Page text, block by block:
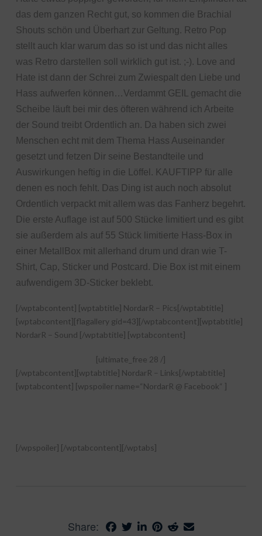
das dem ganzen Recht gut, so kommen die Brachial
Shouts schön und Überhart zur Geltung. Retro Pop
stellt auch klar warum das so ist und das nicht alles
was Retro darstellen soll wirklich gut ist. ;-). Love and
Hate ist dann der Schrei zum Zwiespalt den Liebe und
Hass aufwerfen können…Verdammt GEIL gemacht die
Scheibe läuft bei mir des öfteren während ich Arbeite
der Sound treibt Ordentlich an. Da haben sich zwei
Menschen echt mit dem Thema Hass Auseinander
gesetzt und fetzen Dir seine Bestandteile und
Auswirkungen heftig in die Löffel. KAUFTIPP für alle
denen es noch fehlt. Das Ding ist auch noch absolut
Ordentlich verpackt mit allem was das Fanherz begehrt.
Die erste Auflage ist auf 500 Stücke limitiert und es gibt
sie außerdem als auf 55 Stück limitierte Hass-Box in
einer MetallBox mit allerhand drum und dran wie T-
Shirt, Cap, Sticker und Postcard. Die Box ist mit einem
aufwendigem 3D-Sticker beklebt.
[/wptabcontent] [wptabtitle] NordarR – Pics[/wptabtitle]
[wptabcontent][flagallery gid=43][/wptabcontent][wptabtitle]
NordarR – Sound [/wptabtitle] [wptabcontent]
[ultimate_free 28 /]
[/wptabcontent][wptabtitle] NordarR – Links[/wptabtitle]
[wptabcontent] [wpspoiler name=“NordarR @ Facebook“ ]
[/wpspoiler] [/wptabcontent][/wptabs]
Share: